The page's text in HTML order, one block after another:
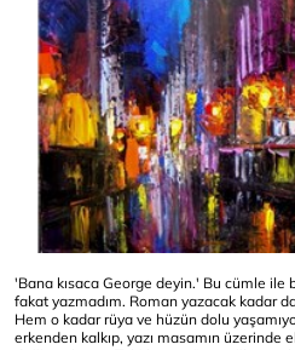
'Bana kısaca George deyin.' Bu cümle
fakat yazmadım. Roman yazacak kadar
Hem o kadar rüya ve hüzün dolu
erkenden kalkıp, yazı masamın